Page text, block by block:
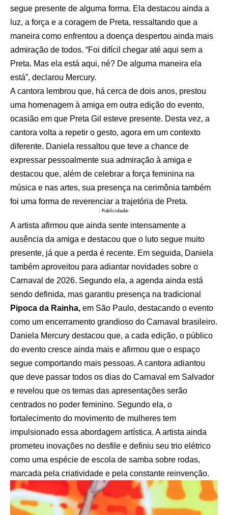
segue presente de alguma forma. Ela destacou ainda a
luz, a força e a coragem de Preta, ressaltando que a
maneira como enfrentou a doença despertou ainda mais
admiração de todos. “Foi difícil chegar até aqui sem a
Preta. Mas ela está aqui, né? De alguma maneira ela
está”, declarou Mercury.
A cantora lembrou que, há cerca de dois anos, prestou
uma homenagem à amiga em outra edição do evento,
ocasião em que Preta Gil esteve presente. Desta vez, a
cantora volta a repetir o gesto, agora em um contexto
diferente. Daniela ressaltou que teve a chance de
expressar pessoalmente sua admiração à amiga e
destacou que, além de celebrar a força feminina na
música e nas artes, sua presença na cerimônia também
foi uma forma de reverenciar a trajetória de Preta.
- Publicidade-
A artista afirmou que ainda sente intensamente a
ausência da amiga e destacou que o luto segue muito
presente, já que a perda é recente. Em seguida, Daniela
também aproveitou para adiantar novidades sobre o
Carnaval de 2026. Segundo ela, a agenda ainda está
sendo definida, mas garantiu presença na tradicional
Pipoca da Rainha, em São Paulo, destacando o evento
como um encerramento grandioso do Carnaval brasileiro.
Daniela Mercury destacou que, a cada edição, o público
do evento cresce ainda mais e afirmou que o espaço
segue comportando mais pessoas. A cantora adiantou
que deve passar todos os dias do Carnaval em Salvador
e revelou que os temas das apresentações serão
centrados no poder feminino. Segundo ela, o
fortalecimento do movimento de mulheres tem
impulsionado essa abordagem artística. A artista ainda
prometeu inovações no desfile e definiu seu trio elétrico
como uma espécie de escola de samba sobre rodas,
marcada pela criatividade e pela constante reinvenção.